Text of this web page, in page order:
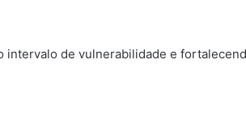
intervalo de vulnerabilidade e